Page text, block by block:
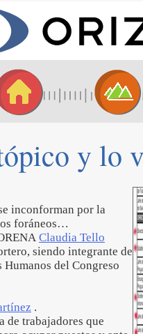
y lo
inconforman por la
foráneos…
Claudia Tello
siendo integrante de
del Congreso
.
de trabajadores que